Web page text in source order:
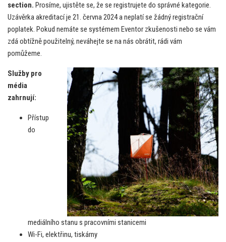
section. Prosíme, ujistěte se, že se registrujete do správné kategorie.
Uzávěrka akreditací je 21. června 2024 a neplatí se žádný registrační
poplatek. Pokud nemáte se systémem Eventor zkušenosti nebo se vám
zdá obtížně použitelný, neváhejte se na nás obrátit, rádi vám
pomůžeme.
Služby pro
média
zahrnují:
Přístup
do
mediálního stanu s pracovními stanicemi
Wi-Fi, elektřinu, tiskárny